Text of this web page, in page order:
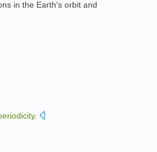
in the Earth's orbit and
.